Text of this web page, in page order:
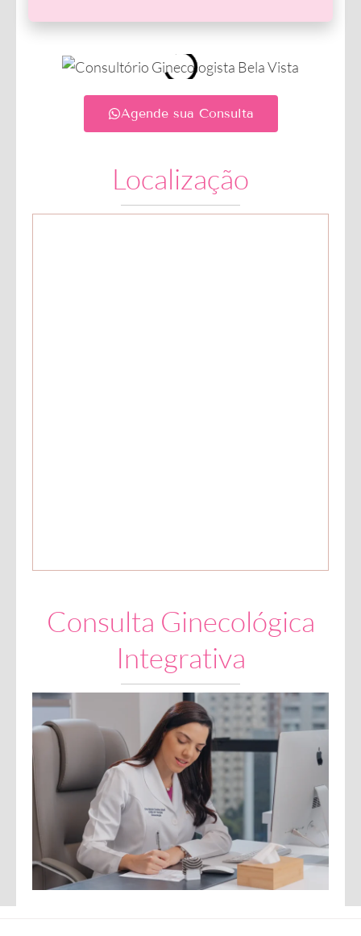
Agende sua Consulta
Localização
Consulta Ginecológica
Integrativa